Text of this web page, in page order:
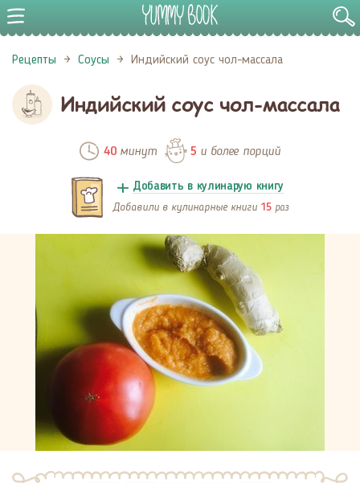
Рецепты Соусы Индийский соус чол-массала
Индийский соус чол-массала
40минут 5 и более порций
Добавить в кулинарую книгу
Добавили в кулинарные книги 15 раз